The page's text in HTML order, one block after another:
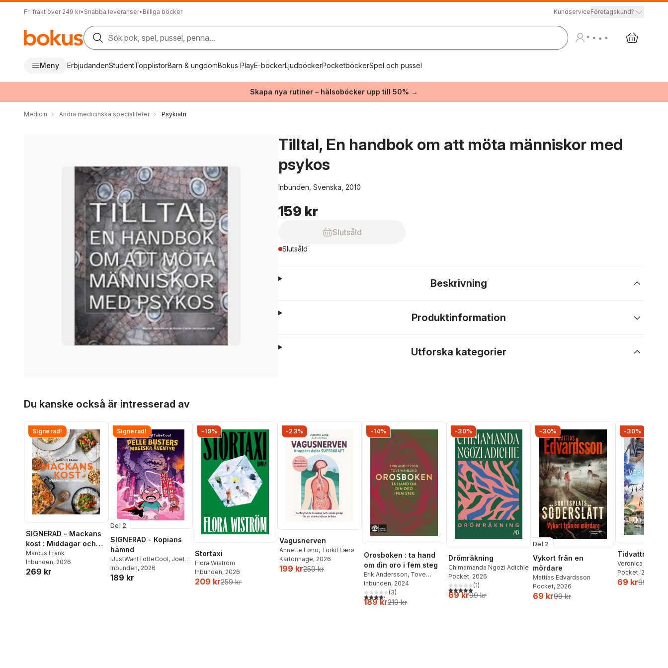
Fri frakt över 249 kr• Snabba leveranser• Billiga böcker KundserviceFöretagskund?
Sök bok, spel, pussel, penna...
Meny ErbjudandenStudentTopplistorBarn & ungdomBokus PlayE-böckerLjudböckerPocketböckerSpel och pussel
Skapa nya rutiner – hälsoböcker upp till 50% →
Medicin Andra medicinska specialiteter Psykiatri
Tilltal, En handbok om att möta människor med
psykos
Inbunden, Svenska, 2010
159 kr
Slutsåld
Slutsåld
Beskrivning
Produktinformation
Utforska kategorier
Du kanske också är intresserad av
Signerad!
SIGNERAD - Mackans
kost : Middagar och
matlådor
Marcus Frank
Inbunden, 2026
269 kr
Signerad!
Del 2
SIGNERAD - Kopians
hämnd
IJustWantToBeCool, Joel
Adolphson,Emil Ejdemo
Beer ,Victor Beer
Inbunden, 2026
189 kr
-19%
Stortaxi
Flora Wiström
Inbunden, 2026
209 kr259 kr
-23%
Vagusnerven
Annette Løno, Torkil Færø
Kartonnage, 2026
199 kr259 kr
-14%
Orosboken : ta hand
om din oro i fem steg
Erik Andersson, Tove
Wahlund
Inbunden, 2024
4,3utav 5 stjärnor. Totalt antal röster:
(3)
189 kr219 kr
-30%
Drömräkning
Chimamanda Ngozi Adichie
Pocket, 2026
5,0utav 5 stjärnor. Totalt antal röster:
(1)
69 kr99 kr
-30%
Del 2
Vykort från en
mördare
Mattias Edvardsson
Pocket, 2026
69 kr99 kr
-30%
Tidvattnets
Veronica Henry
Pocket, 2026
69 kr99 kr